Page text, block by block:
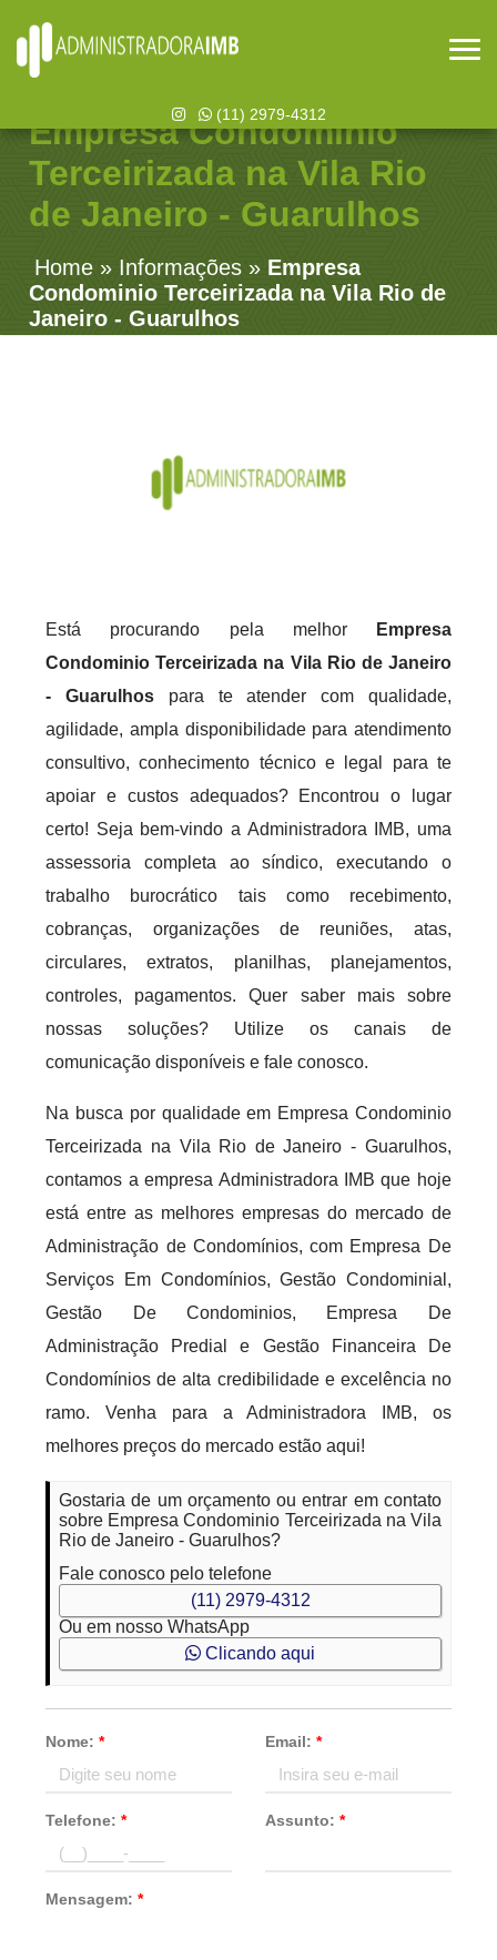
(11) 2979-4312
Empresa Condominio
Terceirizada na Vila Rio
de Janeiro - Guarulhos
Home » Informações » Empresa
Condominio Terceirizada na Vila Rio de
Janeiro - Guarulhos
Está procurando pela melhor
Empresa
Condominio Terceirizada na Vila Rio de Janeiro
- Guarulhospara te atender com qualidade,
agilidade, ampla disponibilidade para atendimento
consultivo, conhecimento técnico e legal para te
apoiar e custos adequados? Encontrou o lugar
certo! Seja bem-vindo a Administradora IMB, uma
assessoria completa ao síndico, executando o
trabalho burocrático tais como recebimento,
cobranças, organizações de reuniões, atas,
circulares, extratos, planilhas, planejamentos,
controles, pagamentos. Quer saber mais sobre
nossas soluções? Utilize os canais de
comunicação disponíveis e fale conosco.
Na busca por qualidade em Empresa Condominio
Terceirizada na Vila Rio de Janeiro - Guarulhos,
contamos a empresa Administradora IMB que hoje
está entre as melhores empresas do mercado de
Administração de Condomínios, com Empresa De
Serviços Em Condomínios, Gestão Condominial,
Gestão De Condominios, Empresa De
Administração Predial e Gestão Financeira De
Condomínios de alta credibilidade e excelência no
ramo. Venha para a Administradora IMB, os
melhores preços do mercado estão aqui!
Gostaria de um orçamento ou entrar em contato
sobre Empresa Condominio Terceirizada na Vila
Rio de Janeiro - Guarulhos?
Fale conosco pelo telefone
(11) 2979-4312
Ou em nosso WhatsApp
Clicando aqui
Nome:* Email: *
Telefone:* Assunto: *
Mensagem:*